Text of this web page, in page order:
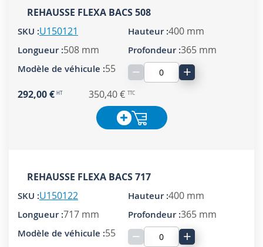
REHAUSSE FLEXA BACS 508
U150121
400 mm
508 mm
365 mm
55
− +
292,00 € 350,40 €
REHAUSSE FLEXA BACS 717
U150122
400 mm
717 mm
365 mm
55
− +